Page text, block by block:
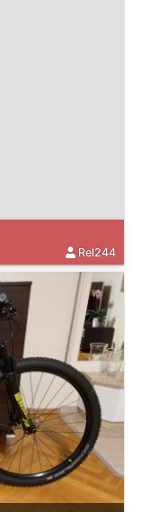
Rel244